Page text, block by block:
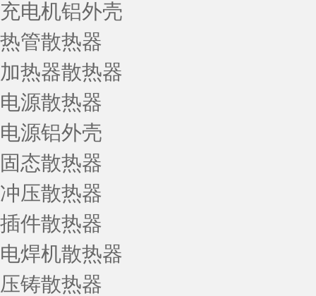
充电机铝外壳
热管散热器
加热器散热器
电源散热器
电源铝外壳
固态散热器
冲压散热器
插件散热器
电焊机散热器
压铸散热器